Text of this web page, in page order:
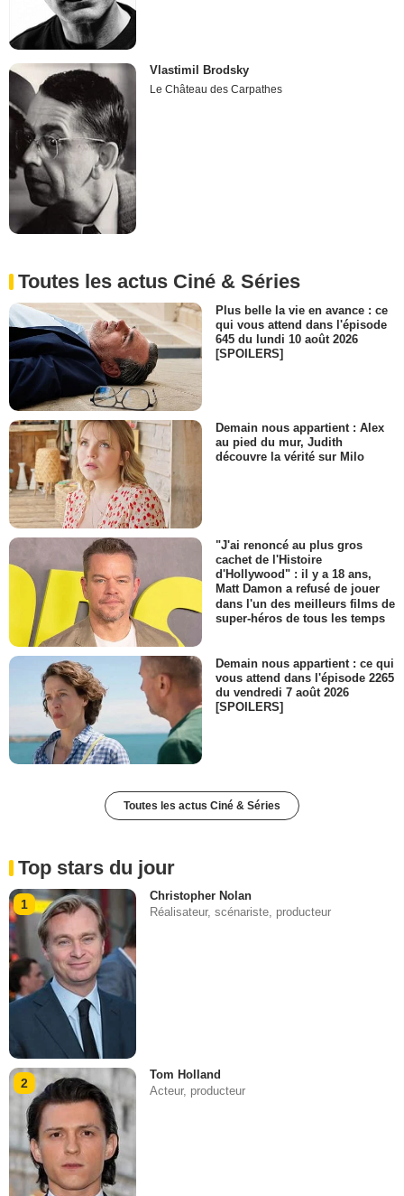
Vlastimil Brodsky
Le Château des Carpathes
Toutes les actus Ciné & Séries
Plus belle la vie en avance : ce
qui vous attend dans l'épisode
645 du lundi 10 août 2026
[SPOILERS]
Demain nous appartient : Alex
au pied du mur, Judith
découvre la vérité sur Milo
"J'ai renoncé au plus gros
cachet de l'Histoire
d'Hollywood" : il y a 18 ans,
Matt Damon a refusé de jouer
dans l'un des meilleurs films de
super-héros de tous les temps
Demain nous appartient : ce qui
vous attend dans l'épisode 2265
du vendredi 7 août 2026
[SPOILERS]
Toutes les actus Ciné & Séries
Top stars du jour
1
Christopher Nolan
Réalisateur, scénariste, producteur
2
Tom Holland
Acteur, producteur